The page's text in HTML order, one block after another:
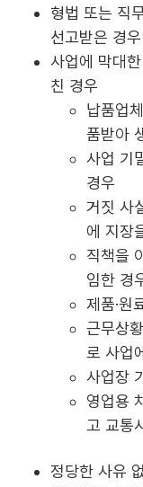
형법 또는 직
선고받은 경우
사업에 막대
친 경우
납품업
품받아
사업 기
경우
거짓 사
에 지장
직책을
임한 경
제품·원
근무상
로 사업
사업장
영업용
고 교통
정당한 사유